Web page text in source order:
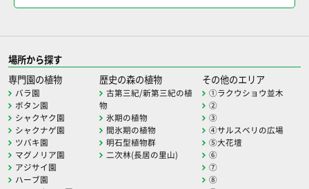
場所から探す
専門園の植物
バラ園
ボタン園
シャクヤク園
シャクナゲ園
ツバキ園
マグノリア園
アジサイ園
ハーブ園
歴史の森の植物
古第三紀/新第三紀の植
物
氷期の植物
間氷期の植物
明石型植物群
二次林(長居の里山)
その他のエリア
①ラクウショウ並木
②
③
④サルスベリの広場
⑤大花壇
⑥
⑦
⑧